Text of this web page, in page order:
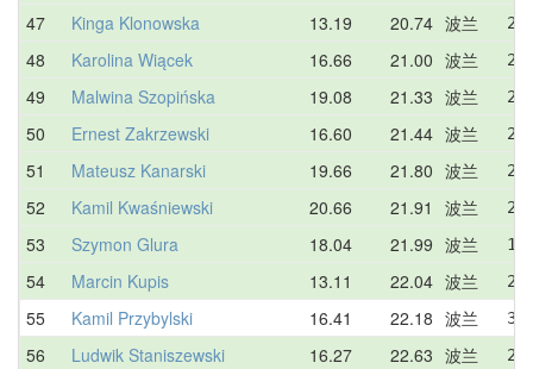
47 Kinga Klonowska 13.19 20.74 波兰
48 Karolina Wiącek 16.66 21.00 波兰
49 Malwina Szopińska 19.08 21.33 波兰
50 Ernest Zakrzewski 16.60 21.44 波兰
51 Mateusz Kanarski 19.66 21.80 波兰
52 Kamil Kwaśniewski 20.66 21.91 波兰
53 Szymon Glura 18.04 21.99 波兰
54 Marcin Kupis 13.11 22.04 波兰
55 Kamil Przybylski 16.41 22.18 波兰
56 Ludwik Staniszewski 16.27 22.63 波兰